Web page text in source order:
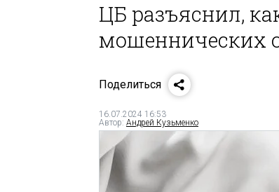
ЦБ разъяснил,
мошеннических
Поделиться
16.07.2024 16:53
Автор: Андрей Кузьменко